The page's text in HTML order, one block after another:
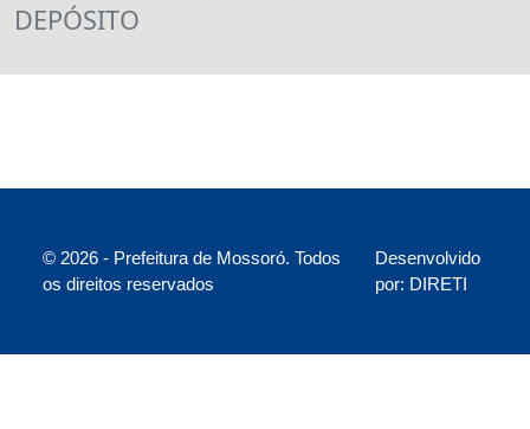
DEPÓSITO
© 2026 - Prefeitura de Mossoró. Todos
os direitos reservados
Desenvolvido
por: DIRETI